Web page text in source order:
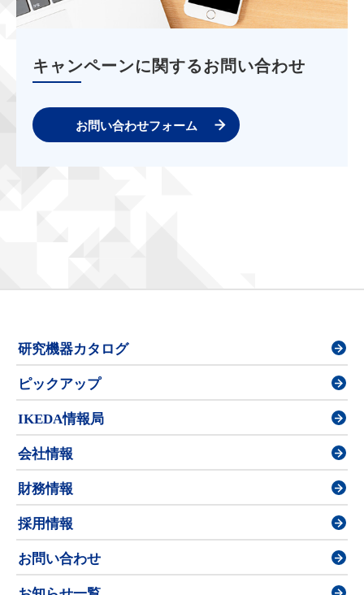
キャンペーンに関するお問い合わせ
お問い合わせフォーム
研究機器カタログ
ピックアップ
IKEDA情報局
会社情報
財務情報
採用情報
お問い合わせ